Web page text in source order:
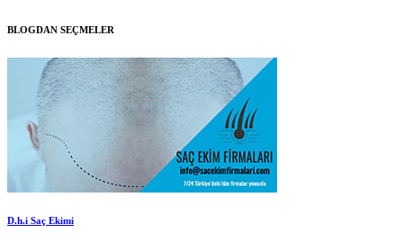
BLOGDAN SEÇMELER
D.h.i Saç Ekimi